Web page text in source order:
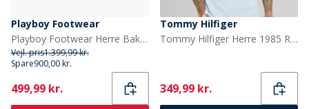
Playboy Footwear
Playboy Footwear Herre Baker loafers Brandy Leather
Vejl. pris1.399,99 kr.
Spare900,00 kr.
Current
499,99 kr.
Tommy Hilfiger
Tommy Hilfiger Herre 1985 Regular Polo Shirt Sky Blue
Current
349,99 kr.